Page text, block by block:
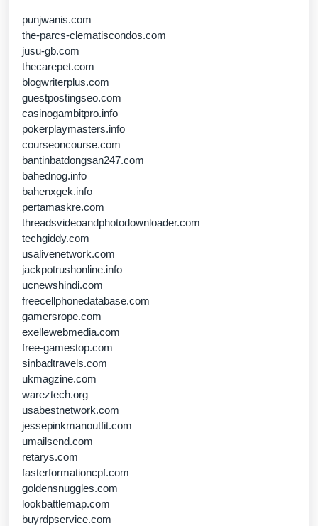
punjwanis.com
the-parcs-clematiscondos.com
jusu-gb.com
thecarepet.com
blogwriterplus.com
guestpostingseo.com
casinogambitpro.info
pokerplaymasters.info
courseoncourse.com
bantinbatdongsan247.com
bahednog.info
bahenxgek.info
pertamaskre.com
threadsvideoandphotodownloader.com
techgiddy.com
usalivenetwork.com
jackpotrushonline.info
ucnewshindi.com
freecellphonedatabase.com
gamersrope.com
exellewebmedia.com
free-gamestop.com
sinbadtravels.com
ukmagzine.com
wareztech.org
usabestnetwork.com
jessepinkmanoutfit.com
umailsend.com
retarys.com
fasterformationcpf.com
goldensnuggles.com
lookbattlemap.com
buyrdpservice.com